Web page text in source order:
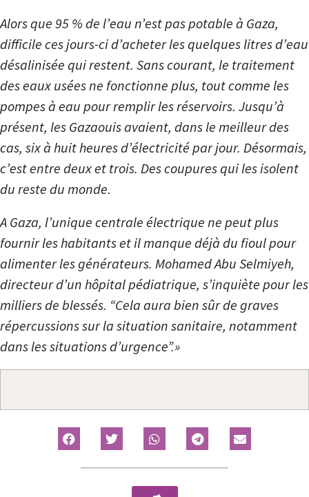
Alors que 95 % de l’eau n’est pas potable à Gaza,
difficile ces jours-ci d’acheter les quelques litres d’eau
désalinisée qui restent. Sans courant, le traitement
des eaux usées ne fonctionne plus, tout comme les
pompes à eau pour remplir les réservoirs. Jusqu’à
présent, les Gazaouis avaient, dans le meilleur des
cas, six à huit heures d’électricité par jour. Désormais,
c’est entre deux et trois. Des coupures qui les isolent
du reste du monde.
A Gaza, l’unique centrale électrique ne peut plus
fournir les habitants et il manque déjà du fioul pour
alimenter les générateurs. Mohamed Abu Selmiyeh,
directeur d’un hôpital pédiatrique, s’inquiète pour les
milliers de blessés. “Cela aura bien sûr de graves
répercussions sur la situation sanitaire, notamment
dans les situations d’urgence”.»